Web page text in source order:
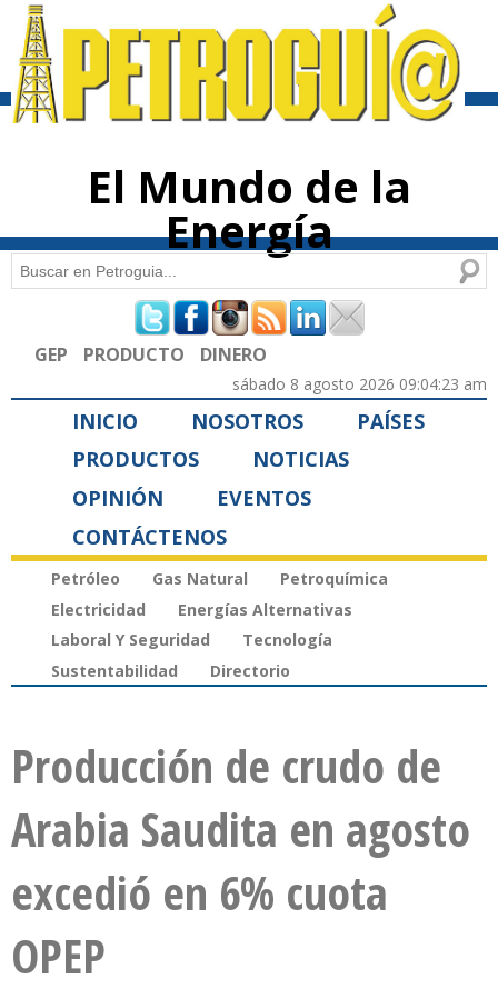
contenido
El Mundo de la
Energía
Formulario de búsqueda
Buscar
GEP PRODUCTO DINERO
sábado 8 agosto 2026 09:04:23 am
INICIO NOSOTROS
PAÍSES
PRODUCTOS
NOTICIAS
OPINIÓN
EVENTOS
CONTÁCTENOS
Petróleo Gas Natural
Petroquímica
Electricidad
Energías Alternativas
Laboral Y Seguridad
Tecnología
Sustentabilidad
Directorio
Producción de crudo de
Arabia Saudita en agosto
excedió en 6% cuota
OPEP